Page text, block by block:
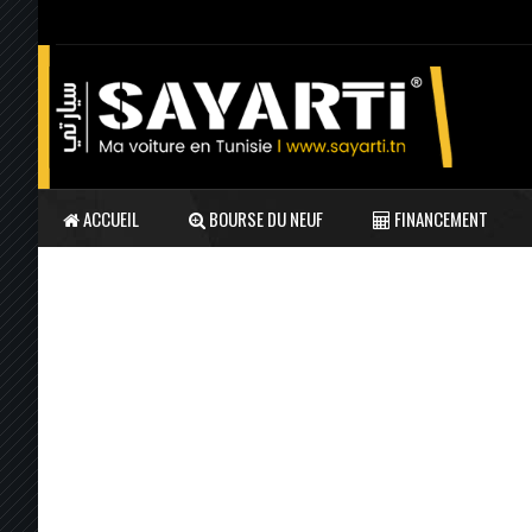
ACCUEIL BOURSE DU NEUF FINANCEMENT